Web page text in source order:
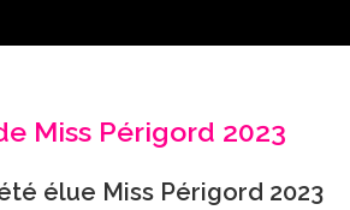
Miss Périgord 2023
élue Miss Périgord 2023